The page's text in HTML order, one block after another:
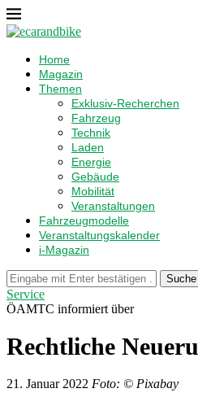
Home
Magazin
Themen
Exklusiv-Recherchen
Fahrzeug
Technik
Laden
Energie
Gebäude
Mobilität
Veranstaltungen
Fahrzeugmodelle
Veranstaltungskalender
i-Magazin
Suche
Service
ÖAMTC informiert über
Rechtliche
21. Januar 2022 Foto: © Pixabay